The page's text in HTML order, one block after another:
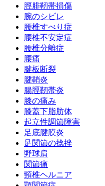
脛腓靭帯損傷
腕のシビレ
腰椎すべり症
腰椎不安定症
腰椎分離症
腰痛
腱板断裂
腱鞘炎
腸脛靭帯炎
膝の痛み
膝蓋下脂肪体
起立性調節障害
足底腱膜炎
足関節の捻挫
野球肩
関節痛
頸椎ヘルニア